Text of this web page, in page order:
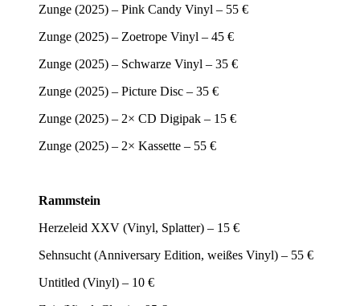
Zunge (2025) – Pink Candy Vinyl – 55 €
Zunge (2025) – Zoetrope Vinyl – 45 €
Zunge (2025) – Schwarze Vinyl – 35 €
Zunge (2025) – Picture Disc – 35 €
Zunge (2025) – 2× CD Digipak – 15 €
Zunge (2025) – 2× Kassette – 55 €
Rammstein
Herzeleid XXV (Vinyl, Splatter) – 15 €
Sehnsucht (Anniversary Edition, weißes Vinyl) – 55 €
Untitled (Vinyl) – 10 €